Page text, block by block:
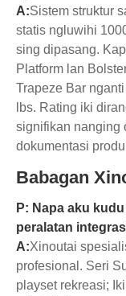
A:Sistem struktur
statis ngluwihi
sing dipasang.
Platform lan
Trapeze Bar
lbs. Rating iki
signifikan nanging
dokumentasi
Babagan
P: Napa aku
peralatan
A:Xinoutai
profesional. Seri
playset rekreasi;